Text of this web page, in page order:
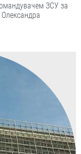
ЗСУ за
Олександра